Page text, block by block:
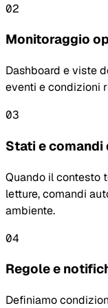
02
Monitoraggio
Dashboard e viste
eventi e condizioni
03
Stati e comandi
Quando il contesto
letture, comandi
ambiente.
04
Regole e
Definiamo